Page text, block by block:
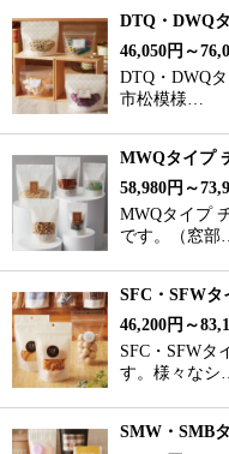
DTQ・DWQ
46,050円 ～
DTQ・DWQ
市松模様…
MWQタイプ
58,980円 ～
MWQタイプ
です。（窓部…
SFC・SFW
46,200円 ～
SFC・SFW
す。様々なシ…
SMW・SMB